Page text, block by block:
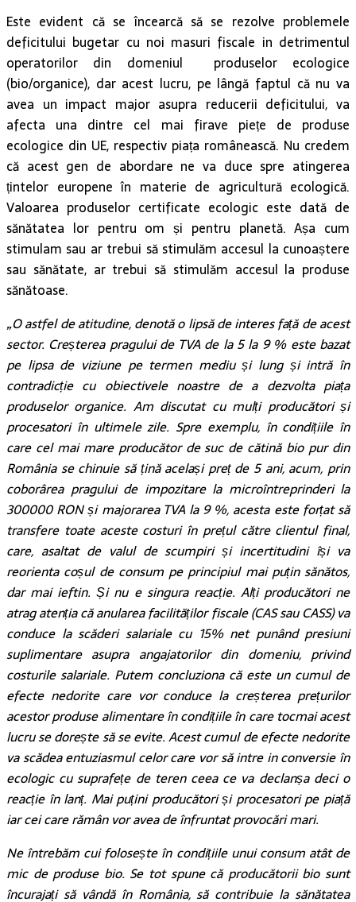
Este evident că se încearcă să se rezolve problemele
deficitului bugetar cu noi masuri fiscale in detrimentul
operatorilor din domeniul produselor ecologice
(bio/organice), dar acest lucru, pe lângă faptul că nu va
avea un impact major asupra reducerii deficitului, va
afecta una dintre cel mai firave piețe de produse
ecologice din UE, respectiv piața românească. Nu credem
că acest gen de abordare ne va duce spre atingerea
țintelor europene în materie de agricultură ecologică.
Valoarea produselor certificate ecologic este dată de
sănătatea lor pentru om și pentru planetă. Așa cum
stimulam sau ar trebui să stimulăm accesul la cunoaștere
sau sănătate, ar trebui să stimulăm accesul la produse
sănătoase.
„O astfel de atitudine, denotă o lipsă de interes față de acest
sector. Creșterea pragului de TVA de la 5 la 9 % este bazat
pe lipsa de viziune pe termen mediu și lung și intră în
contradicție cu obiectivele noastre de a dezvolta piața
produselor organice. Am discutat cu mulți producători și
procesatori în ultimele zile. Spre exemplu, în condițiile în
care cel mai mare producător de suc de cătină bio pur din
România se chinuie să țină același preț de 5 ani, acum, prin
coborârea pragului de impozitare la microîntreprinderi la
300000 RON și majorarea TVA la 9 %, acesta este forțat să
transfere toate aceste costuri în prețul către clientul final,
care, asaltat de valul de scumpiri și incertitudini își va
reorienta coșul de consum pe principiul mai puțin sănătos,
dar mai ieftin. Și nu e singura reacție. Alți producători ne
atrag atenția că anularea facilităților fiscale (CAS sau CASS) va
conduce la scăderi salariale cu 15% net punând presiuni
suplimentare asupra angajatorilor din domeniu, privind
costurile salariale. Putem concluziona că este un cumul de
efecte nedorite care vor conduce la creșterea prețurilor
acestor produse alimentare în condițiile în care tocmai acest
lucru se dorește să se evite. Acest cumul de efecte nedorite
va scădea entuziasmul celor care vor să intre in conversie în
ecologic cu suprafețe de teren ceea ce va declanșa deci o
reacție în lanț. Mai puțini producători și procesatori pe piață
iar cei care rămân vor avea de înfruntat provocări mari.
Ne întrebăm cui folosește în condițiile unui consum atât de
mic de produse bio. Se tot spune că producătorii bio sunt
încurajați să vândă în România, să contribuie la sănătatea